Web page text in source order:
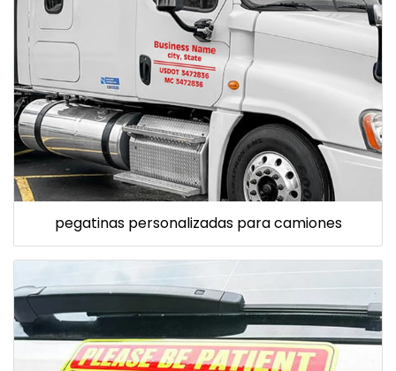
pegatinas personalizadas para camiones